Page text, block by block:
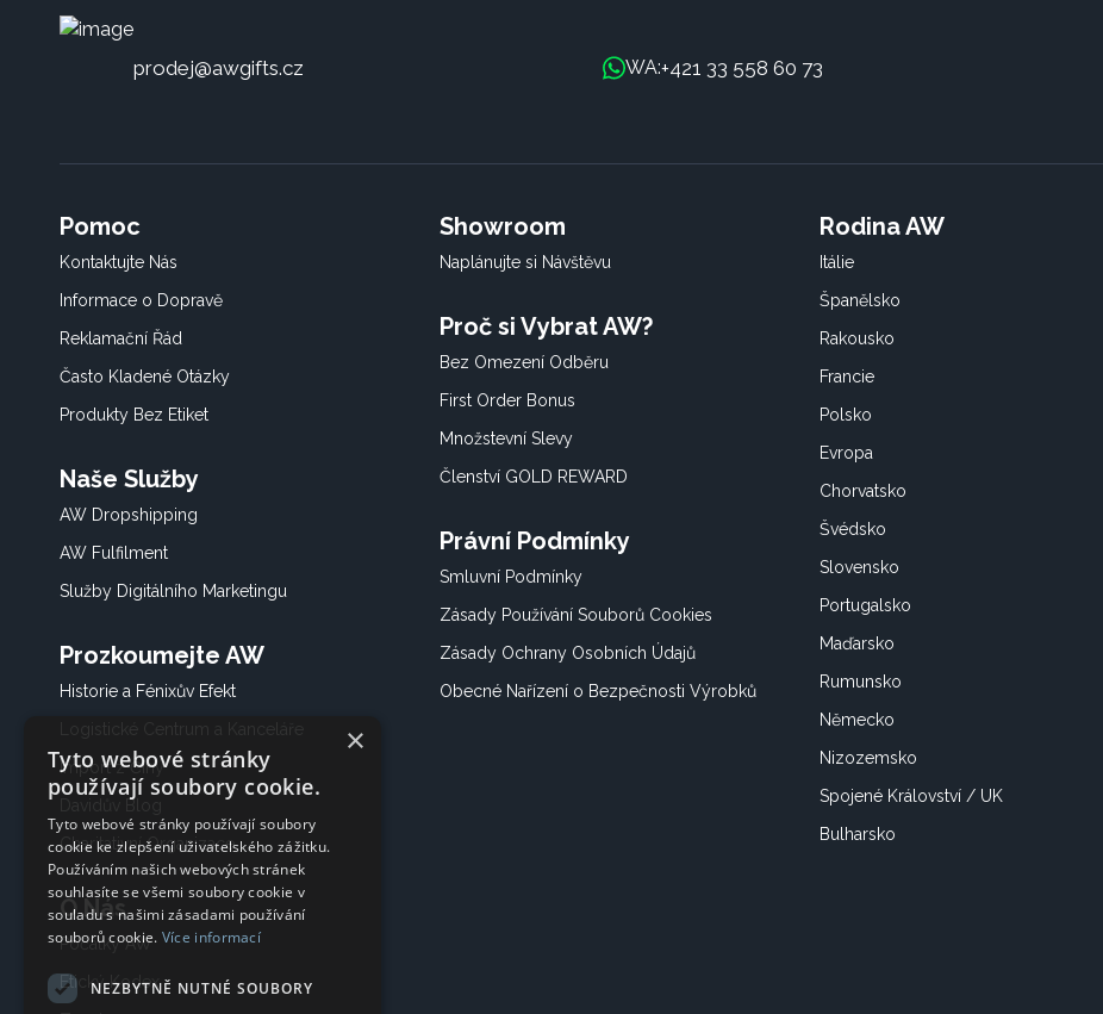
prodej@awgifts.cz WA:+421 33 558 60 73
Pomoc
Kontaktujte Nás
Informace o Dopravě
Reklamační Řád
Často Kladené Otázky
Produkty Bez Etiket
Naše Služby
AW Dropshipping
AW Fulfilment
Služby Digitálního Marketingu
Prozkoumejte AW
Historie a Fénixův Efekt
Import z Číny
Davidův Blog
Charitativní Organizace
O Nás
Počátky AW
Etický Kodex
Showroom
Naplánujte si Návštěvu
Proč si Vybrat AW?
Bez Omezení Odběru
First Order Bonus
Množstevní Slevy
Členství GOLD REWARD
Právní Podmínky
Smluvní Podmínky
Zásady Používání Souborů Cookies
Zásady Ochrany Osobních Údajů
Obecné Nařízení o Bezpečnosti Výrobků
Rodina AW
Itálie
Španělsko
Rakousko
Francie
Polsko
Evropa
Chorvatsko
Švédsko
Slovensko
Portugalsko
Maďarsko
Rumunsko
Německo
Nizozemsko
Spojené Království / UK
Bulharsko
×
Tyto webové stránky
používají soubory cookie.
Tyto webové stránky používají soubory
cookie ke zlepšení uživatelského zážitku.
Používáním našich webových stránek
souhlasíte se všemi soubory cookie v
souladu s našimi zásadami používání
souborů cookie. Více informací
NEZBYTNĚ NUTNÉ SOUBORY